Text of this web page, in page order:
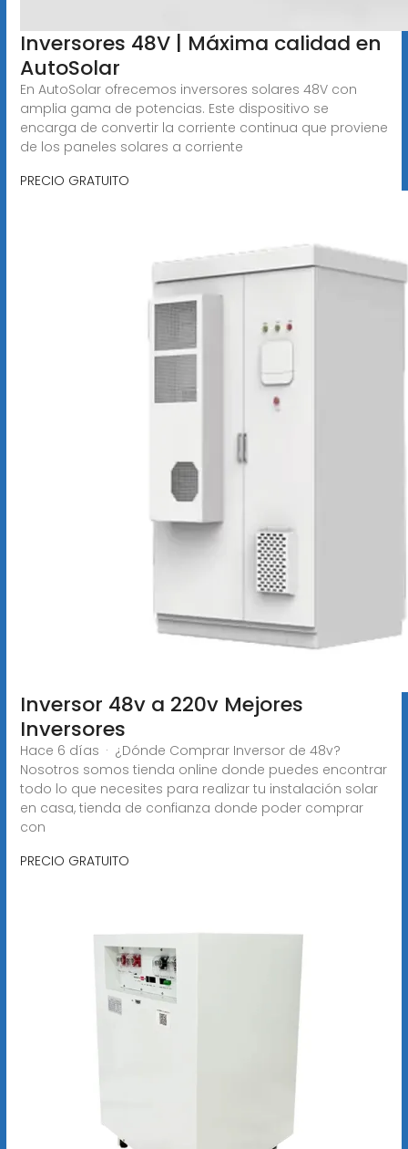
Inversores 48V | Máxima calidad en
AutoSolar
En AutoSolar ofrecemos inversores solares 48V con
amplia gama de potencias. Este dispositivo se
encarga de convertir la corriente continua que proviene
de los paneles solares a corriente
PRECIO GRATUITO
Inversor 48v a 220v Mejores
Inversores
Hace 6 días · ¿Dónde Comprar Inversor de 48v?
Nosotros somos tienda online donde puedes encontrar
todo lo que necesites para realizar tu instalación solar
en casa, tienda de confianza donde poder comprar
con
PRECIO GRATUITO